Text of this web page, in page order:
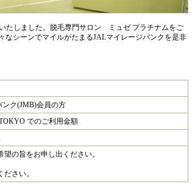
たしました。脱毛専門サロン ミュゼ プラチナムをご
シーンでマイルがたまるJALマイレージバンクを是非
ク(JMB)会員の方
でのご利用金額
の旨をお申し出ください。
さい。